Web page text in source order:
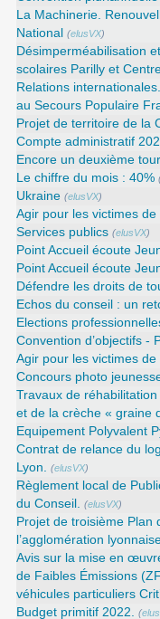
La Machinerie.
National
(elusVX)
Désimperméabilisation
scolaires Parilly et
Relations
au Secours Populaire
Projet de territoire de la
Compte administratif
Encore un deuxième
Le chiffre du mois : 40%
Ukraine (elusVX)
Agir pour les victimes
Services publics (elusVX)
Point Accueil écoute
Point Accueil écoute
Défendre les droits de
Echos du conseil : un
Elections
Convention d’objectifs -
Agir pour les victimes
Concours photo
Travaux de
et de la crèche « graine
Equipement Polyvalent
Contrat de relance du
Lyon. (elusVX)
Règlement local de
du Conseil. (elusVX)
Projet de troisième Plan
l’agglomération
Avis sur la mise en
de Faibles Émissions
véhicules particuliers
Budget primitif 2022. (